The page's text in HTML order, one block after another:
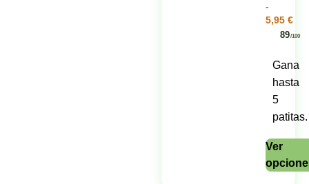
-
5,95 €
89/100
Gana
hasta
5
patitas.
Ver